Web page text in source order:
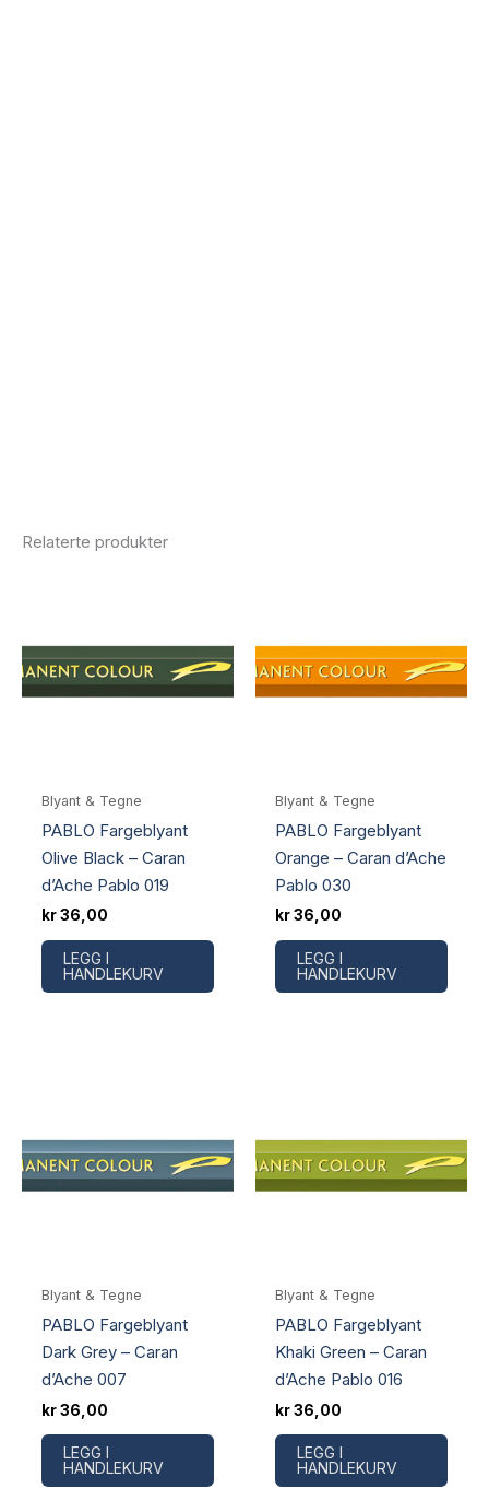
Relaterte produkter
Blyant & Tegne
PABLO Fargeblyant
Olive Black – Caran
d’Ache Pablo 019
kr36,00
LEGG I
HANDLEKURV
Blyant & Tegne
PABLO Fargeblyant
Orange – Caran d’Ache
Pablo 030
kr36,00
LEGG I
HANDLEKURV
Blyant & Tegne
PABLO Fargeblyant
Dark Grey – Caran
d’Ache 007
kr36,00
LEGG I
HANDLEKURV
Blyant & Tegne
PABLO Fargeblyant
Khaki Green – Caran
d’Ache Pablo 016
kr36,00
LEGG I
HANDLEKURV